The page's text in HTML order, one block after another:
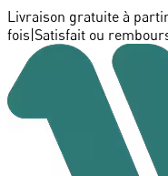
Livraison gratuite à
fois Satisfait ou